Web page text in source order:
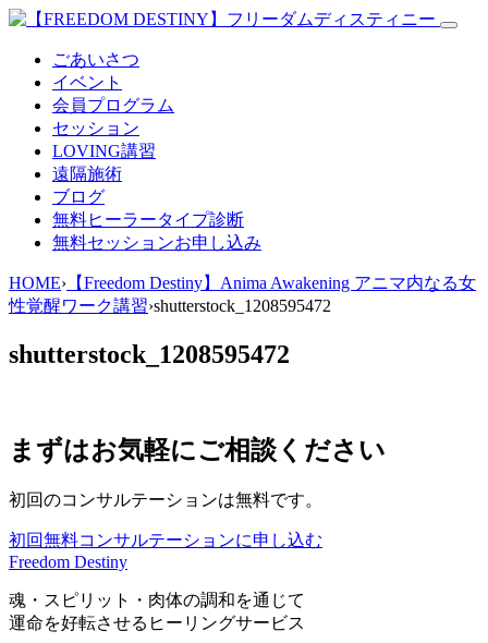
ごあいさつ
イベント
会員プログラム
セッション
LOVING講習
遠隔施術
ブログ
無料ヒーラータイプ診断
無料セッションお申し込み
HOME› 【Freedom Destiny】Anima Awakening アニマ内なる女
性覚醒ワーク講習›shutterstock_1208595472
shutterstock_1208595472
まずはお気軽にご相談ください
初回のコンサルテーションは無料です。
初回無料コンサルテーションに申し込む
Freedom Destiny
魂・スピリット・肉体の調和を通じて
運命を好転させるヒーリングサービス